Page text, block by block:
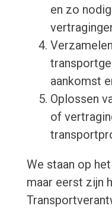
en zo
aankomst
Oplossen
of
We staan op
maar eerst zijn